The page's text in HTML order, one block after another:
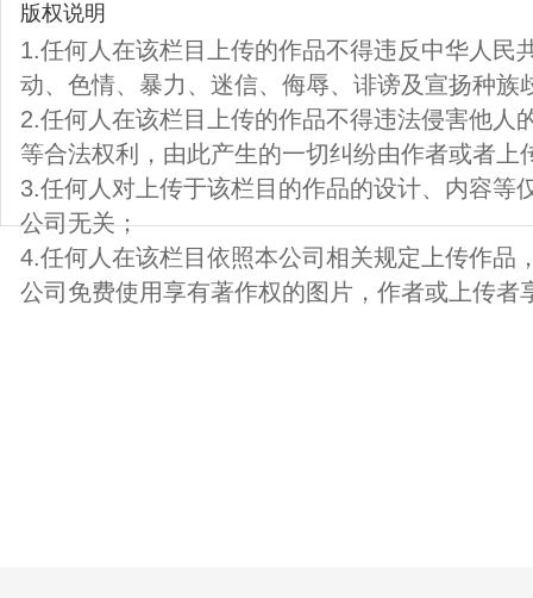
版权说明
1.任何人在该栏目上传的作品不得违反中华人民
动、色情、暴力、迷信、侮辱、诽谤及宣扬种族
2.任何人在该栏目上传的作品不得违法侵害他人
等合法权利，由此产生的一切纠纷由作者或者上
3.任何人对上传于该栏目的作品的设计、内容等
公司无关；
4.任何人在该栏目依照本公司相关规定上传作品
公司免费使用享有著作权的图片，作者或上传者